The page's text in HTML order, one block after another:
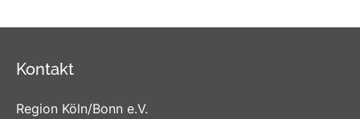
Kontakt
Region Köln/Bonn e.V.